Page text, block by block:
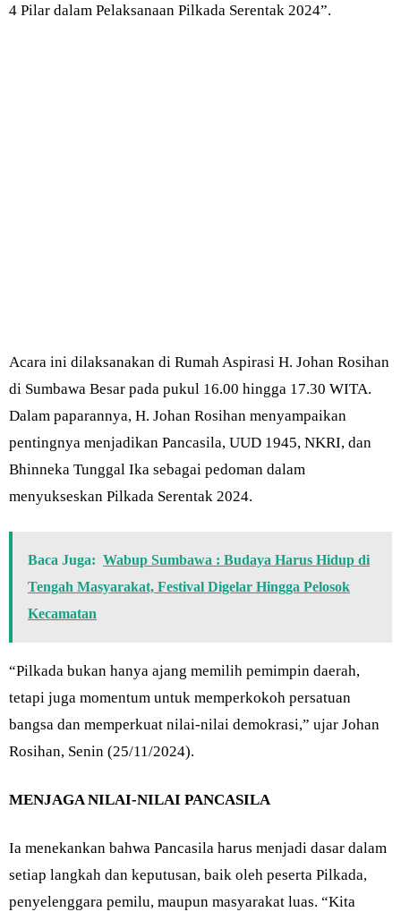
4 Pilar dalam Pelaksanaan Pilkada Serentak 2024”.
Acara ini dilaksanakan di Rumah Aspirasi H. Johan Rosihan
di Sumbawa Besar pada pukul 16.00 hingga 17.30 WITA.
Dalam paparannya, H. Johan Rosihan menyampaikan
pentingnya menjadikan Pancasila, UUD 1945, NKRI, dan
Bhinneka Tunggal Ika sebagai pedoman dalam
menyukseskan Pilkada Serentak 2024.
Baca Juga: Wabup Sumbawa : Budaya Harus Hidup di
Tengah Masyarakat, Festival Digelar Hingga Pelosok
Kecamatan
“Pilkada bukan hanya ajang memilih pemimpin daerah,
tetapi juga momentum untuk memperkokoh persatuan
bangsa dan memperkuat nilai-nilai demokrasi,” ujar Johan
Rosihan, Senin (25/11/2024).
MENJAGA NILAI-NILAI PANCASILA
Ia menekankan bahwa Pancasila harus menjadi dasar dalam
setiap langkah dan keputusan, baik oleh peserta Pilkada,
penyelenggara pemilu, maupun masyarakat luas. “Kita